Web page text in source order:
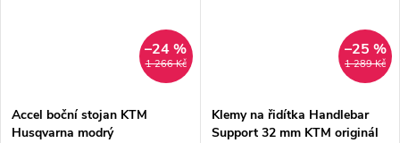
1 266 Kč
–24 %
Accel boční stojan KTM
Husqvarna modrý
1 289 Kč
–25 %
Klemy na řidítka Handlebar
Support 32 mm KTM originál